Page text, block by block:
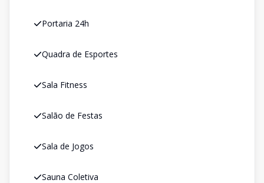
Portaria 24h
Quadra de Esportes
Sala Fitness
Salão de Festas
Sala de Jogos
Sauna Coletiva